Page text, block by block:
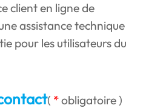
client en ligne de
assistance technique
pour les utilisateurs du
( obligatoire)